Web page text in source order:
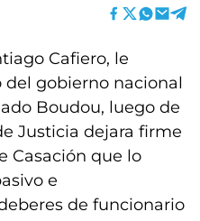
Cafiero, le
del gobierno nacional
Boudou, luego de
Justicia dejara firme
Casación que lo
e
de funcionario